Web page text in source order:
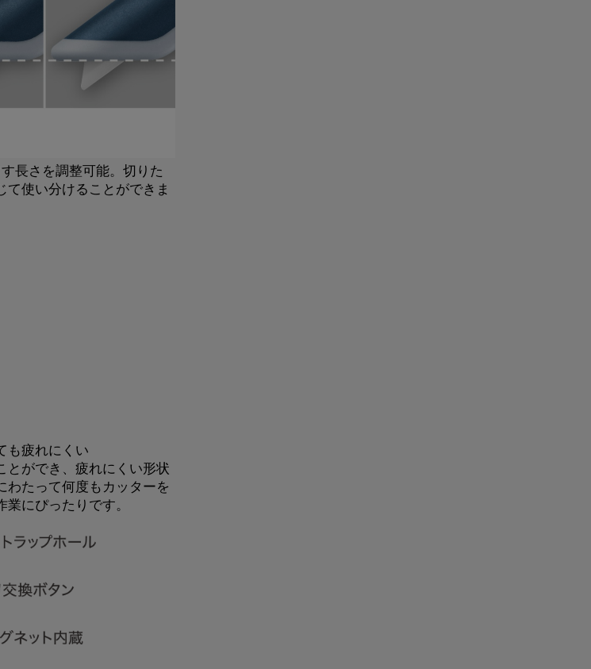
長さを調整可能。切りた
て使い分けることができま
も疲れにくい
とができ、疲れにくい形状
わたって何度もカッターを
にぴったりです。